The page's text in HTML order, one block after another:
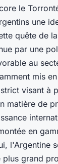
le
une
quête de
par une
au
mis
visant à
matière de
en
l'Argentine
plus grand